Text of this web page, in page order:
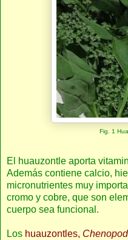
Fig. 1
El huauzontle aporta
Además contiene calcio,
micronutrientes muy
cromo y cobre, que son
cuerpo sea funcional.
Los huauzontles,